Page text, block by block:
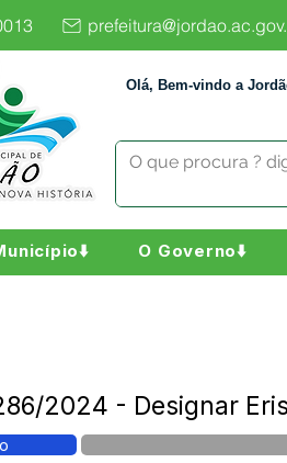
Olá, Bem-vindo a
O Governo⬇️
2024 - Designar